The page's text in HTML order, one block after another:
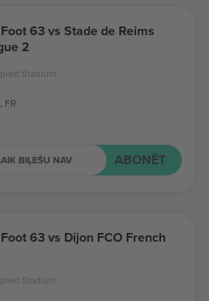
63 vs Stade de Reims
2
Stadium
FR
BIĻEŠU NAV ABONĒT
63 vs Dijon FCO French
Stadium